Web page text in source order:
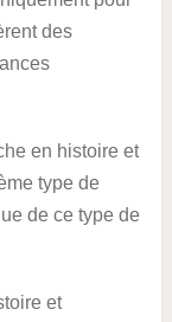
des
en histoire et
type de
de ce type de
et